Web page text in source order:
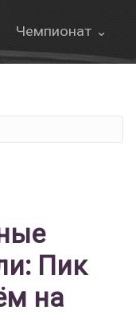
Чемпионат ⌄
Пик
на